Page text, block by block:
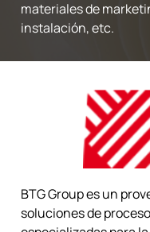
materiales de
instalación, etc.
BTG Group es un
soluciones de